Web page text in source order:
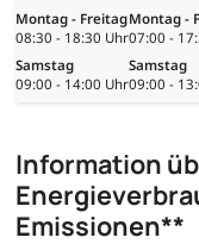
Montag - Freitag
08:30 - 18:30 Uhr
Samstag
09:00 - 14:00 Uhr
Montag -
07:00 -
Samstag
09:00 -
Information
Emissionen**